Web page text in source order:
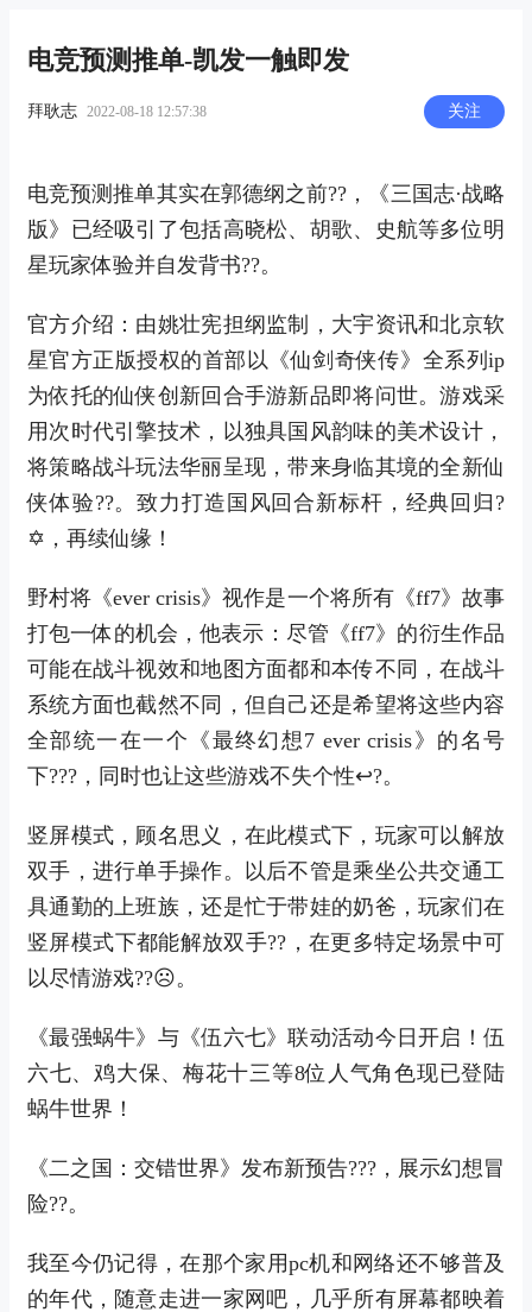
电竞预测推单-凯发一触即发
拜耿志 2022-08-18 12:57:38 关注
电竞预测推单其实在郭德纲之前??，《三国志·战略
版》已经吸引了包括高晓松、胡歌、史航等多位明
星玩家体验并自发背书??。
官方介绍：由姚壮宪担纲监制，大宇资讯和北京软
星官方正版授权的首部以《仙剑奇侠传》全系列ip
为依托的仙侠创新回合手游新品即将问世。游戏采
用次时代引擎技术，以独具国风韵味的美术设计，
将策略战斗玩法华丽呈现，带来身临其境的全新仙
侠体验??。致力打造国风回合新标杆，经典回归?
✡，再续仙缘！
野村将《ever crisis》视作是一个将所有《ff7》故事
打包一体的机会，他表示：尽管《ff7》的衍生作品
可能在战斗视效和地图方面都和本传不同，在战斗
系统方面也截然不同，但自己还是希望将这些内容
全部统一在一个《最终幻想7 ever crisis》的名号
下???，同时也让这些游戏不失个性↩?。
竖屏模式，顾名思义，在此模式下，玩家可以解放
双手，进行单手操作。以后不管是乘坐公共交通工
具通勤的上班族，还是忙于带娃的奶爸，玩家们在
竖屏模式下都能解放双手??，在更多特定场景中可
以尽情游戏??☹。
《最强蜗牛》与《伍六七》联动活动今日开启！伍
六七、鸡大保、梅花十三等8位人气角色现已登陆
蜗牛世界！
《二之国：交错世界》发布新预告???，展示幻想冒
险??。
我至今仍记得，在那个家用pc机和网络还不够普及
的年代，随意走进一家网吧，几乎所有屏幕都映着